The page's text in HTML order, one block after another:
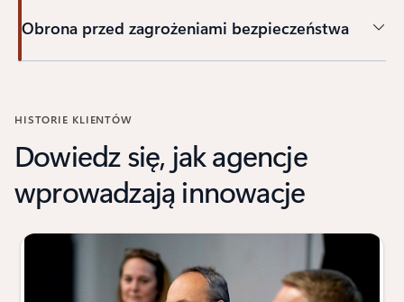
Obrona przed zagrożeniami bezpieczeństwa
HISTORIE KLIENTÓW
Dowiedz się, jak agencje
wprowadzają innowacje